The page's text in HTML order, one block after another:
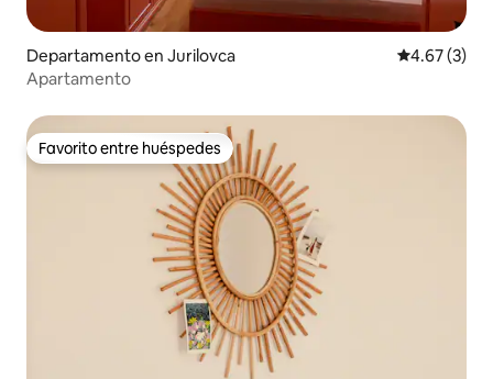
Departamento en Jurilovca Calificación
4.67 (3)
Apartamento
Favorito entre huéspedes
Favorito entre huéspedes